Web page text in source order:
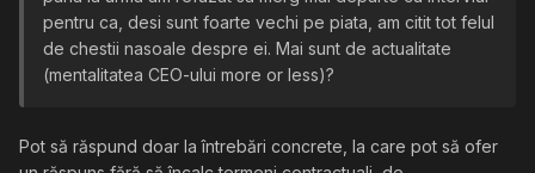
pentru ca, desi sunt foarte vechi pe piata, am citit tot felul
de chestii nasoale despre ei. Mai sunt de actualitate
(mentalitatea CEO-ului more or less)?
Pot să răspund doar la întrebări concrete, la care pot să ofer